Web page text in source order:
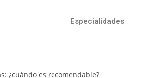
Especialidades